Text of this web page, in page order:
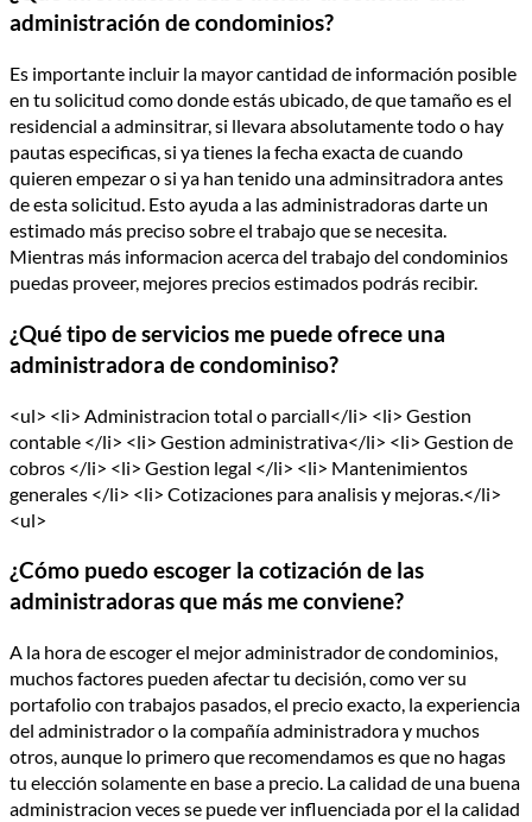
administración de condominios?
Es importante incluir la mayor cantidad de información posible
en tu solicitud como donde estás ubicado, de que tamaño es el
residencial a adminsitrar, si llevara absolutamente todo o hay
pautas especificas, si ya tienes la fecha exacta de cuando
quieren empezar o si ya han tenido una adminsitradora antes
de esta solicitud. Esto ayuda a las administradoras darte un
estimado más preciso sobre el trabajo que se necesita.
Mientras más informacion acerca del trabajo del condominios
puedas proveer, mejores precios estimados podrás recibir.
¿Qué tipo de servicios me puede ofrece una
administradora de condominiso?
<ul> <li> Administracion total o parciall</li> <li> Gestion
contable </li> <li> Gestion administrativa</li> <li> Gestion de
cobros </li> <li> Gestion legal </li> <li> Mantenimientos
generales </li> <li> Cotizaciones para analisis y mejoras.</li>
<ul>
¿Cómo puedo escoger la cotización de las
administradoras que más me conviene?
A la hora de escoger el mejor administrador de condominios,
muchos factores pueden afectar tu decisión, como ver su
portafolio con trabajos pasados, el precio exacto, la experiencia
del administrador o la compañía administradora y muchos
otros, aunque lo primero que recomendamos es que no hagas
tu elección solamente en base a precio. La calidad de una buena
administracion veces se puede ver influenciada por el la calidad